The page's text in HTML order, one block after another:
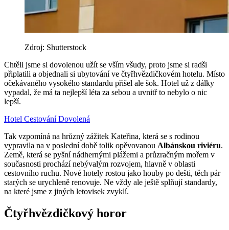
Zdroj: Shutterstock
Chtěli jsme si dovolenou užít se vším všudy, proto jsme si radši
připlatili a objednali si ubytování ve čtyřhvězdičkovém hotelu. Místo
očekávaného vysokého standardu přišel ale šok. Hotel už z dálky
vypadal, že má ta nejlepší léta za sebou a uvnitř to nebylo o nic
lepší.
Hotel CestováníDovolená
Tak vzpomíná na hrůzný zážitek Kateřina, která se s rodinou
vypravila na v poslední době tolik opěvovanou Albánskou riviéru.
Země, která se pyšní nádhernými plážemi a průzračným mořem v
současnosti prochází nebývalým rozvojem, hlavně v oblasti
cestovního ruchu. Nové hotely rostou jako houby po dešti, těch pár
starých se urychleně renovuje. Ne vždy ale ještě splňují standardy,
na které jsme z jiných letovisek zvyklí.
Čtyřhvězdičkový horor